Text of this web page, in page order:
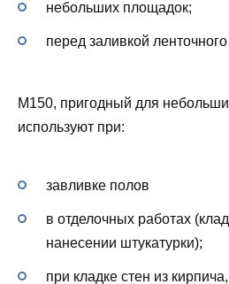
небольших площадок;
перед заливкой
М150, пригодный для
используют при:
завливке полов
в отделочных работах
нанесении штукатурки);
при кладке стен из